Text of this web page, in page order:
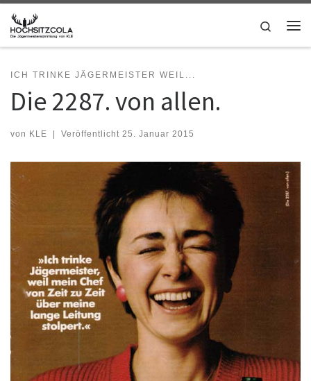
Zum Inhalt springen
Search
ICH TRINKE JÄGERMEISTER WEIL...
Die 2287. von allen.
von KLE Veröffentlicht 25. Januar 2015